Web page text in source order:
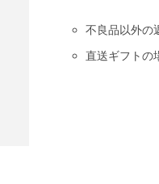
不良品以外の
直送ギフトの